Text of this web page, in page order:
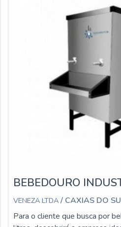
BEBEDOURO
VENEZA LTDA / CAXIAS DO
Para o cliente que busca por